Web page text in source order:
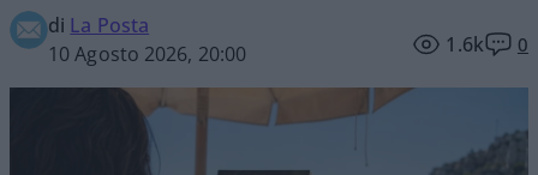
di La Posta
10 Agosto 2026, 20:00
1.6k 0